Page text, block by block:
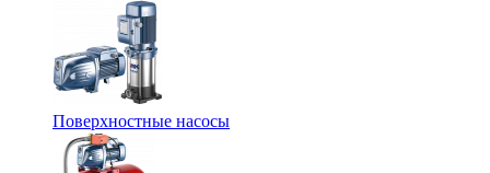
Поверхностные насосы